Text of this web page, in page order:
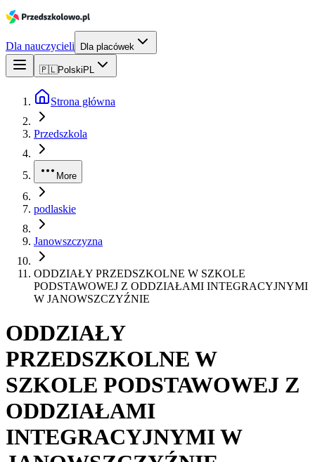
Dla nauczycieli Dla placówek
🇵🇱Polski PL
Strona główna
Przedszkola
More
podlaskie
Janowszczyzna
ODDZIAŁY PRZEDSZKOLNE W SZKOLE
PODSTAWOWEJ Z ODDZIAŁAMI INTEGRACYJNYMI
W JANOWSZCZYŹNIE
ODDZIAŁY
PRZEDSZKOLNE W
SZKOLE PODSTAWOWEJ Z
ODDZIAŁAMI
INTEGRACYJNYMI W